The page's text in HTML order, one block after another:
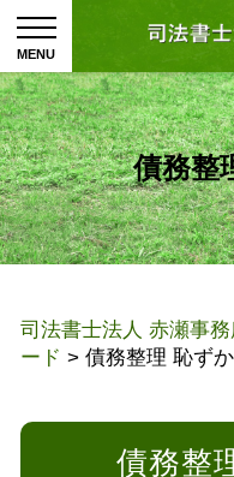
債務整
司法書士法人 赤瀬事
ード > 債務整理 恥ず
債務整